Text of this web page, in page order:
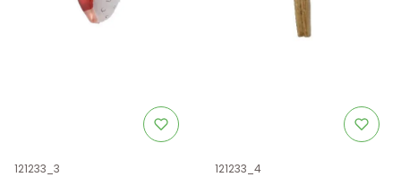
Kod produktu
121233_3 Kod produktu
121233_4